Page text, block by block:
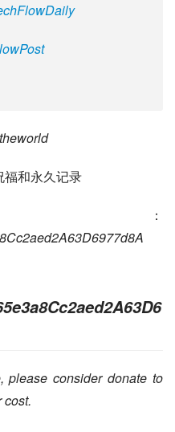
福和永久记录
please consider donate to
cost.